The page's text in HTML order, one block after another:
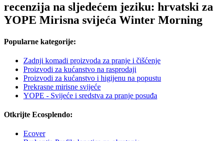
recenzija na sljedećem jeziku: hrvatski za
YOPE Mirisna svijeća Winter Morning
Popularne kategorije:
Zadnji komadi proizvoda za pranje i čišćenje
Proizvodi za kućanstvo na rasprodaji
Proizvodi za kućanstvo i higijenu na popustu
Prekrasne mirisne svijeće
YOPE - Svijeće i sredstva za pranje posuđa
Otkrijte Ecosplendo:
Ecover